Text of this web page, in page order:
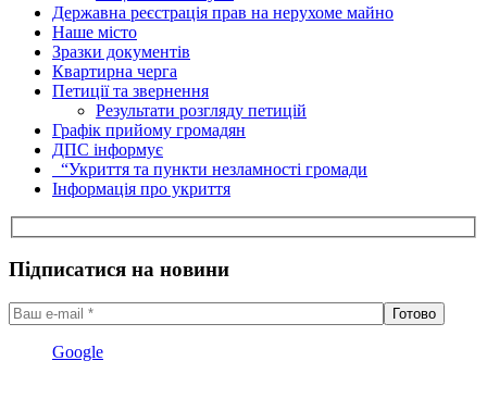
Державна реєстрація прав на нерухоме майно
Наше місто
Зразки документів
Квартирна черга
Петиції та звернення
Результати розгляду петицій
Графік прийому громадян
ДПС інформує
“Укриття та пункти незламності громади
Інформація про укриття
Підписатися на новини
Google